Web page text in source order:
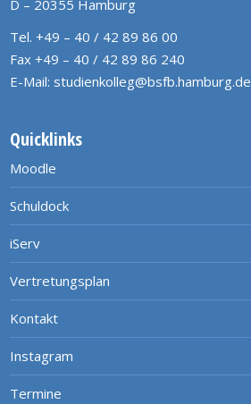
D – 20355 Hamburg
Tel. +49 – 40 / 42 89 86 00
Fax +49 – 40 / 42 89 86 240
E-Mail: studienkolleg@bsfb.hamburg.de
Quicklinks
Moodle
Schuldock
iServ
Vertretungsplan
Kontakt
Instagram
Termine